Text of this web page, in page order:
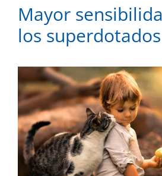
Mayor
los superdotados